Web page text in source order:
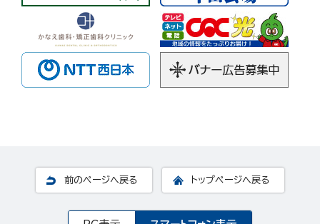
前のページへ戻る トップページへ戻る